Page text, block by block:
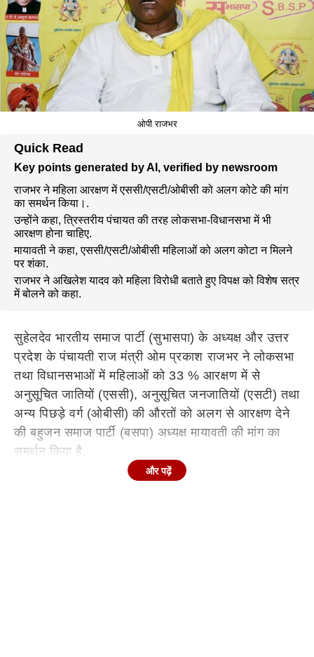
ओपी राजभर
Quick Read
Key points generated by AI, verified by newsroom
राजभर ने महिला आरक्षण में एससी/एसटी/ओबीसी को अलग कोटे की मांग
का समर्थन किया।.
उन्होंने कहा, त्रिस्तरीय पंचायत की तरह लोकसभा-विधानसभा में भी
आरक्षण होना चाहिए.
मायावती ने कहा, एससी/एसटी/ओबीसी महिलाओं को अलग कोटा न मिलने
पर शंका.
राजभर ने अखिलेश यादव को महिला विरोधी बताते हुए विपक्ष को विशेष सत्र
में बोलने को कहा.
सुहेलदेव भारतीय समाज पार्टी (सुभासपा) के अध्यक्ष और उत्तर
प्रदेश के पंचायती राज मंत्री ओम प्रकाश राजभर ने लोकसभा
तथा विधानसभाओं में महिलाओं को 33 % आरक्षण में से
अनुसूचित जातियों (एससी), अनुसूचित जनजातियों (एसटी) तथा
अन्य पिछड़े वर्ग (ओबीसी) की औरतों को अलग से आरक्षण देने
की बहुजन समाज पार्टी (बसपा) अध्यक्ष मायावती की मांग का
समर्थन किया है.
ओम प्रकाश राजभर ने संवाददाताओं से बातचीत में मायावती की
और पढ़ें